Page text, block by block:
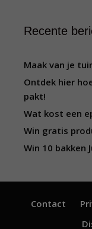
Recente
Maak van je
Ontdek hier
pakt!
Wat kost een
Win gratis
Win 10 bakken
Contact